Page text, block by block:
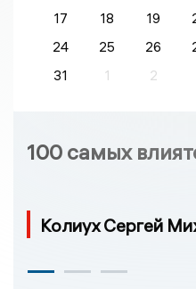
17
18 19
24
25 26
31
1 2
100 самых
Колиух Сергей